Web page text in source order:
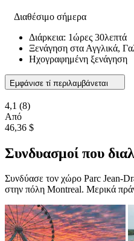
Διαθέσιμο σήμερα
Διάρκεια: 1ώρες 30λεπτά
Ξενάγηση στα Αγγλικά,
Ηχογραφημένη ξενάγηση
Εμφάνισε τί περιλαμβάνεται
4,1 (8)
Από
46,36 $
Συνδυασμοί που
Συνδύασε τον χώρο Parc Jean-
στην πόλη Montreal. Μερικά